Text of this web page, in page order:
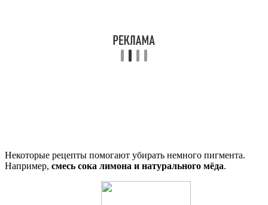
Некоторые рецепты помогают убирать немного пигмента.
Например, смесь сока лимона и натурального мёда.